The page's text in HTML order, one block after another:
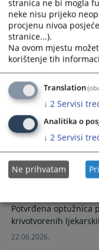
Potvrđena optužnica
sigurnosti javnog
08.07.2026.
Potvrđena optužnica
08.07.2026.
Potvrđena optužnica
krivotvorenih
22.06.2026.
stranica ne bi mogla
neke nisu prijeko
procjenu nivoa
stranice...).
Na ovom mjestu
korištenje tih
Translation
↓ 2 Servisi
Analitika o
↓ 2 Servisi
Ne prihvatam